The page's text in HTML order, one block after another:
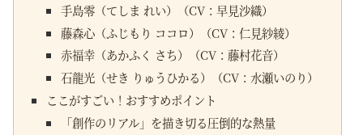
手島零（てしま れい）（CV：早見沙織）
藤森心（ふじもり ココロ）（CV：仁見紗綾）
赤福幸（あかふく さち）（CV：藤村花音）
石龍光（せき りゅうひかる）（CV：水瀬いのり）
ここがすごい！おすすめポイント
「創作のリアル」を描き切る圧倒的な熱量